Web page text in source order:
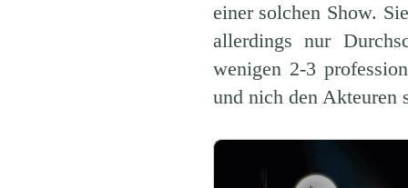
einer solchen Show.
allerdings nur
wenigen 2-3
und nich den Akteuren